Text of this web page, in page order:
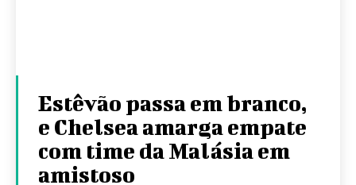
Estêvão passa em branco,
e Chelsea amarga empate
com time da Malásia em
amistoso